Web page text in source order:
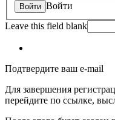
Войти
Leave this field blank
Подтвердите ваш e-mail
Для завершения
перейдите по ссылке,